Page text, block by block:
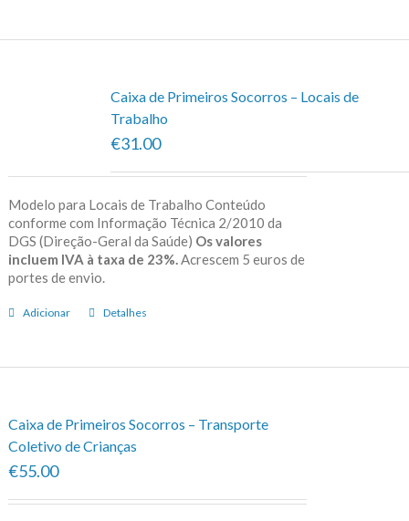
Caixa de Primeiros Socorros – Locais de
Trabalho
€31.00
Modelo para Locais de Trabalho Conteúdo
conforme com Informação Técnica 2/2010 da
DGS (Direção-Geral da Saúde) Os valores
incluem IVA à taxa de 23%. Acrescem 5 euros de
portes de envio.
Adicionar Detalhes
Caixa de Primeiros Socorros – Transporte
Coletivo de Crianças
€55.00